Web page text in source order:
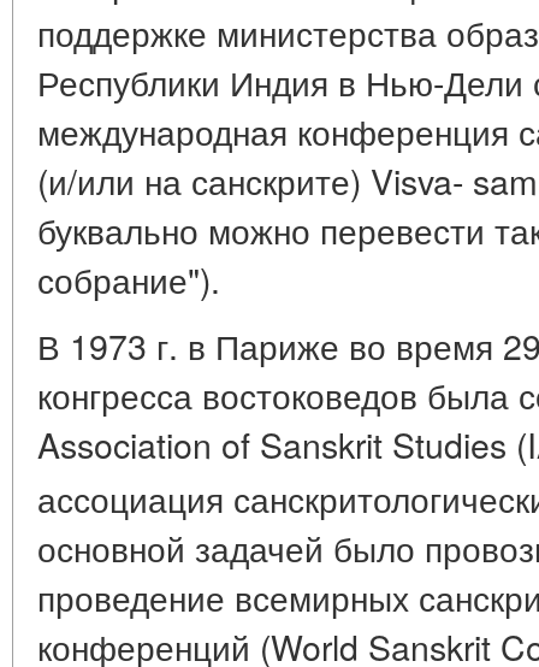
поддержке министерства
Республики Индия в Нью-Дели
международная конференция
(и/или на санскрите) Visva-
буквально можно перевести
собрание").
В 1973 г. в Париже во время
конгресса востоковедов была
Association of Sanskrit Studies
ассоциация
основной задачей было
проведение всемирных
конференций (World Sanskrit